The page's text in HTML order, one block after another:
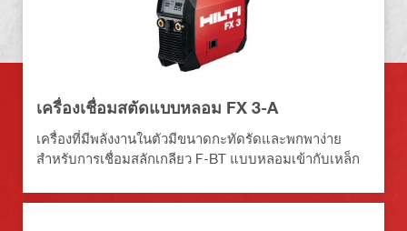
เครื่องเชื่อมสตัดแบบหลอม FX 3-A
เครื่องที่มีพลังงานในตัวมีขนาดกะทัดรัดและพกพาง่าย
สำหรับการเชื่อมสลักเกลียว F-BT แบบหลอมเข้ากับเหล็ก